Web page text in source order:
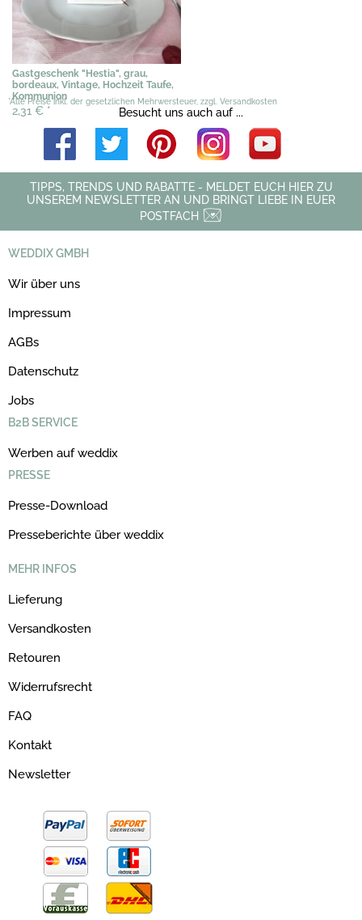
Gastgeschenk "Hestia", grau,
bordeaux, Vintage, Hochzeit Taufe,
Kommunion
2,31 € *
*Alle Preise inkl. der gesetzlichen Mehrwersteuer, zzgl. Versandkosten
Besucht uns auch auf ...
TIPPS, TRENDS UND RABATTE - MELDET EUCH HIER ZU
UNSEREM NEWSLETTER AN UND BRINGT LIEBE IN EUER
POSTFACH
WEDDIX GMBH
Wir über uns
Impressum
AGBs
Datenschutz
Jobs
B2B SERVICE
Werben auf weddix
PRESSE
Presse-Download
Presseberichte über weddix
MEHR INFOS
Lieferung
Versandkosten
Retouren
Widerrufsrecht
FAQ
Kontakt
Newsletter